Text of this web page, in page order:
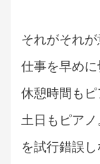
それがそれが
仕事を早めに
休憩時間もピ
土日もピアノ
を試行錯誤